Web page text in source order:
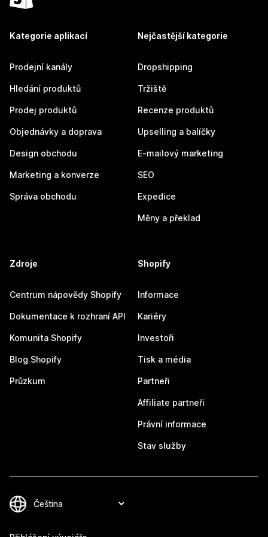
Kategorie aplikací
Prodejní kanály
Hledání produktů
Prodej produktů
Objednávky a doprava
Design obchodu
Marketing a konverze
Správa obchodu
Nejčastější kategorie
Dropshipping
Tržiště
Recenze produktů
Upselling a balíčky
E-mailový marketing
SEO
Expedice
Měny a překlad
Zdroje
Centrum nápovědy Shopify
Dokumentace k rozhraní API
Komunita Shopify
Blog Shopify
Průzkum
Shopify
Informace
Kariéry
Investoři
Tisk a média
Partneři
Affiliate partneři
Právní informace
Stav služby